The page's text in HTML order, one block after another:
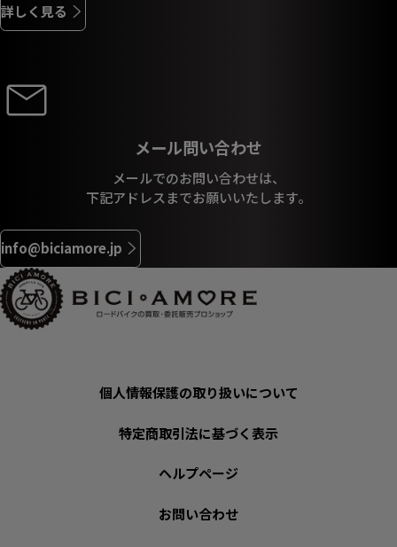
詳しく見る
メール問い合わせ
メールでのお問い合わせは、
下記アドレスまでお願いいたします。
info@biciamore.jp
個人情報保護の取り扱いについて
特定商取引法に基づく表示
ヘルプページ
お問い合わせ